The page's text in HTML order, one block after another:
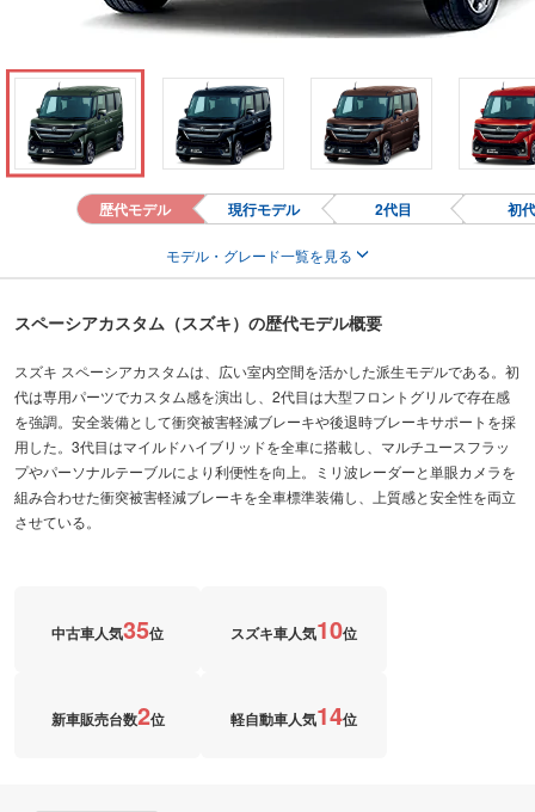
歴代モデル 現行モデル 2代目 初代
モデル・グレード一覧を見る
スペーシアカスタム（スズキ）の歴代モデル概要
スズキ スペーシアカスタムは、広い室内空間を活かした派生モデルである。初
代は専用パーツでカスタム感を演出し、2代目は大型フロントグリルで存在感
を強調。安全装備として衝突被害軽減ブレーキや後退時ブレーキサポートを採
用した。3代目はマイルドハイブリッドを全車に搭載し、マルチユースフラッ
プやパーソナルテーブルにより利便性を向上。ミリ波レーダーと単眼カメラを
組み合わせた衝突被害軽減ブレーキを全車標準装備し、上質感と安全性を両立
させている。
中古車人気35位 スズキ車人気10位
新車販売台数2位 軽自動車人気14位